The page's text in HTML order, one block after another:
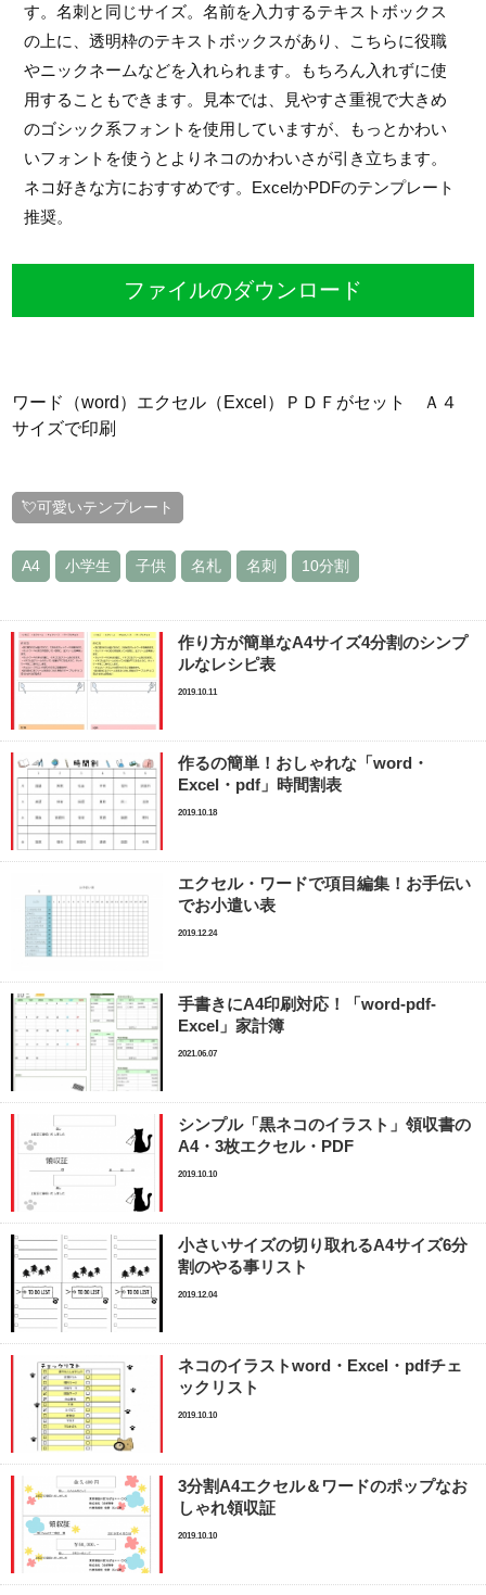
す。名刺と同じサイズ。名前を入力するテキストボックス
の上に、透明枠のテキストボックスがあり、こちらに役職
やニックネームなどを入れられます。もちろん入れずに使
用することもできます。見本では、見やすさ重視で大きめ
のゴシック系フォントを使用していますが、もっとかわい
いフォントを使うとよりネコのかわいさが引き立ちます。
ネコ好きな方におすすめです。ExcelかPDFのテンプレート
推奨。
ファイルのダウンロード
ワード（word）エクセル（Excel）ＰＤＦがセット Ａ４
サイズで印刷
💘可愛いテンプレート
A4 小学生 子供 名札 名刺 10分割
作り方が簡単なA4サイズ4分割のシンプ
ルなレシピ表
2019.10.11
作るの簡単！おしゃれな「word・
Excel・pdf」時間割表
2019.10.18
エクセル・ワードで項目編集！お手伝い
でお小遣い表
2019.12.24
手書きにA4印刷対応！「word-pdf-
Excel」家計簿
2021.06.07
シンプル「黒ネコのイラスト」領収書の
A4・3枚エクセル・PDF
2019.10.10
小さいサイズの切り取れるA4サイズ6分
割のやる事リスト
2019.12.04
ネコのイラストword・Excel・pdfチェ
ックリスト
2019.10.10
3分割A4エクセル＆ワードのポップなお
しゃれ領収証
2019.10.10